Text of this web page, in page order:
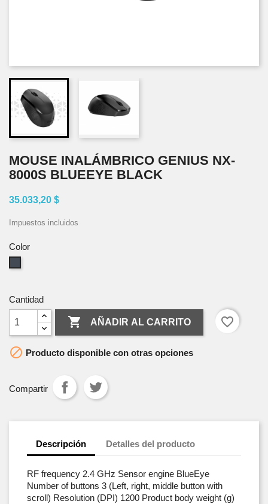
MOUSE INALÁMBRICO GENIUS NX-
8000S BLUEEYE BLACK
35.033,20 $
Impuestos incluidos
Color
Cantidad
 AÑADIR AL CARRITO favorite_border
 Producto disponible con otras opciones
Compartir
Descripción Detalles del producto
RF frequency 2.4 GHz Sensor engine BlueEye
Number of buttons 3 (Left, right, middle button with
scroll) Resolution (DPI) 1200 Product body weight (g)